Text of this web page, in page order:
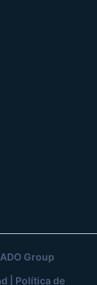
Group
Política de